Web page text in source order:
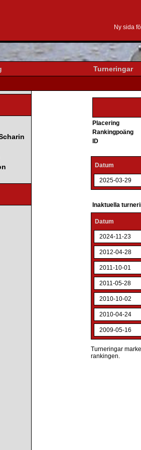
Ny sida
Turneringar
Placering
Rankingpoäng
ID
Datum
2025-03-29
Inaktuella
Datum
2024-11-23
2012-04-28
2011-10-01
2011-05-28
2010-10-02
2010-04-24
2009-05-16
Turneringar
rankingen.